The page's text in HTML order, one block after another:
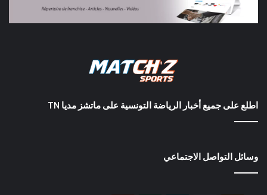
اطلع على جميع أخبار الرياضة التونسية على ماتشز مديا TN
وسائل التواصل الاجتماعي